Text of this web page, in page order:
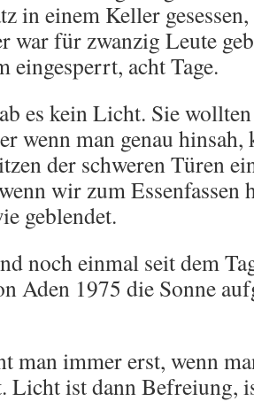
in einem Keller
war für zwanzig Leute
eingesperrt, acht Tage.
es kein Licht. Sie
wenn man genau
der schweren Türen
wir zum
geblendet.
noch einmal seit dem
Aden 1975 die Sonne
man immer erst, wenn
Licht ist dann Befreiung,